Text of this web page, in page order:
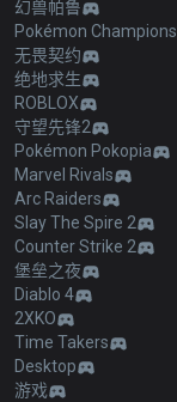
幻兽帕鲁
Pokémon Champions
无畏契约
绝地求生
ROBLOX
守望先锋2
Pokémon Pokopia
Marvel Rivals
Arc Raiders
Slay The Spire 2
Counter Strike 2
堡垒之夜
Diablo 4
2XKO
Time Takers
Desktop
游戏